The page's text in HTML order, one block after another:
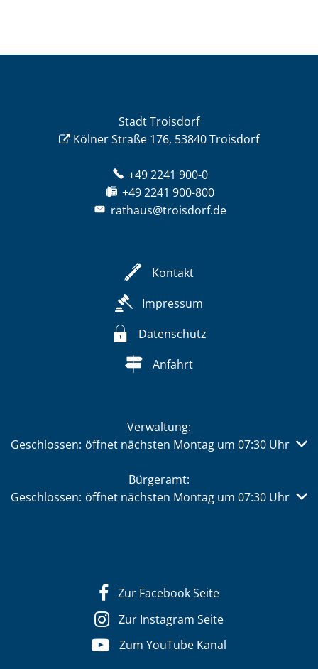
Stadt Troisdorf
Kölner Straße 176, 53840 Troisdorf
+49 2241 900-0
+49 2241 900-800
rathaus@troisdorf.de
Kontakt
Impressum
Datenschutz
Anfahrt
Verwaltung:
Klicken, um weitere Öffnungs- oder Schließzeiten
Geschlossen: öffnet nächsten Montag um 07:30 Uhr
Bürgeramt:
Klicken, um weitere Öffnungs- oder Schließzeiten
Geschlossen: öffnet nächsten Montag um 07:30 Uhr
Zur Facebook Seite
Zur Instagram Seite
Zum YouTube Kanal